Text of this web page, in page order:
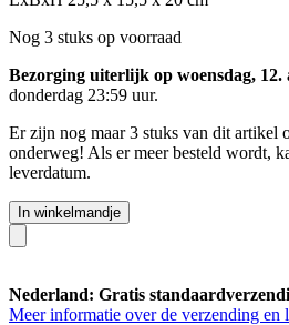
Nog 3 stuks op voorraad
Bezorging uiterlijk op woensdag, 12.
donderdag 23:59 uur.
Er zijn nog maar 3 stuks van dit artikel
onderweg! Als er meer besteld wordt,
leverdatum.
In winkelmandje
Nederland: Gratis
Meer informatie over de verzending en